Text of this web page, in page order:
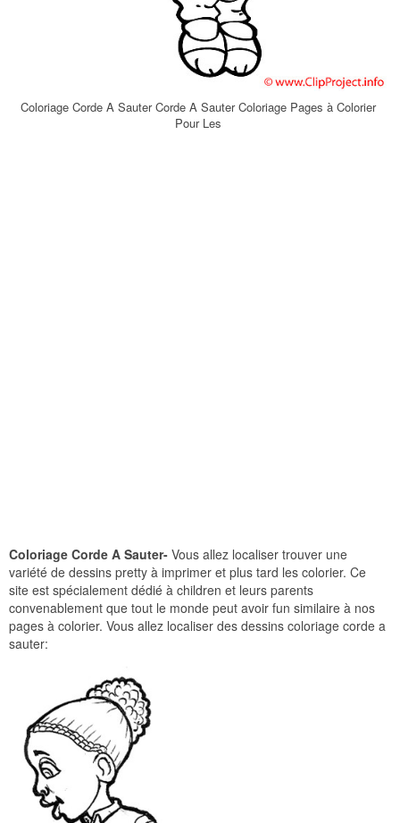
Coloriage Corde A Sauter Corde A Sauter Coloriage Pages à Colorier
Pour Les
Coloriage Corde A Sauter- Vous allez localiser trouver une
variété de dessins pretty à imprimer et plus tard les colorier. Ce
site est spécialement dédié à children et leurs parents
convenablement que tout le monde peut avoir fun similaire à nos
pages à colorier. Vous allez localiser des dessins coloriage corde a
sauter: